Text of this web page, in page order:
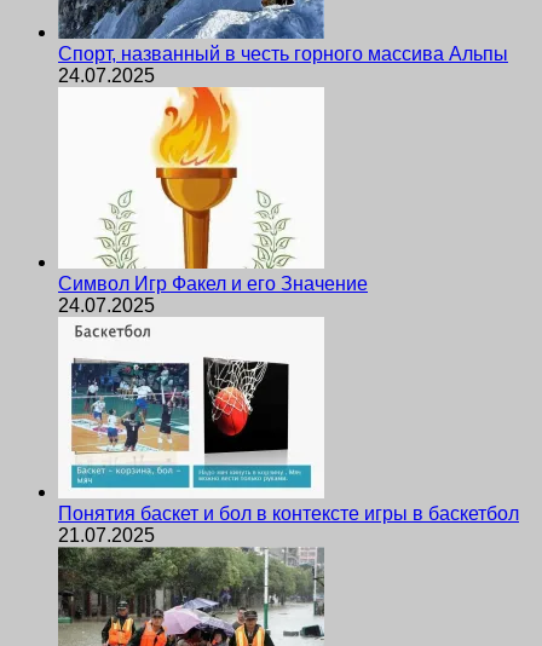
Спорт, названный в честь горного массива Альпы
24.07.2025
Символ Игр Факел и его Значение
24.07.2025
Понятия баскет и бол в контексте игры в баскетбол
21.07.2025